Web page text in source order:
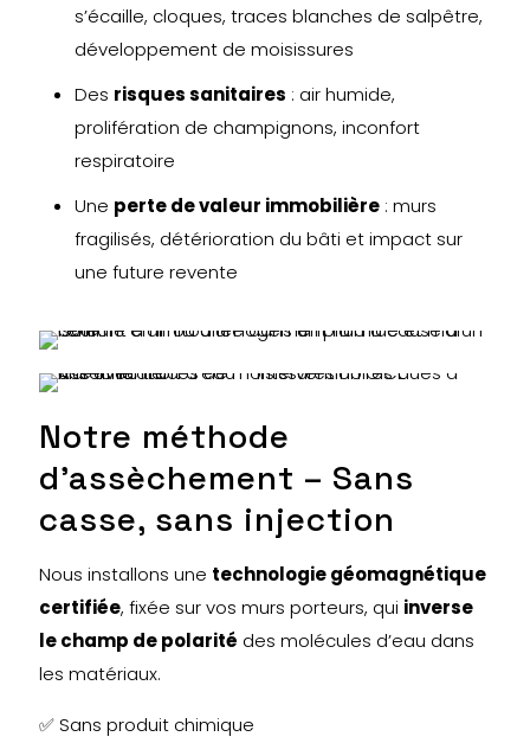
s’écaille, cloques, traces blanches de salpêtre,
développement de moisissures
Des risques sanitaires : air humide,
prolifération de champignons, inconfort
respiratoire
Une perte de valeur immobilière : murs
fragilisés, détérioration du bâti et impact sur
une future revente
Notre méthode
d’assèchement – Sans
casse, sans injection
Nous installons une technologie géomagnétique
certifiée, fixée sur vos murs porteurs, qui inverse
le champ de polarité des molécules d’eau dans
les matériaux.
✅ Sans produit chimique